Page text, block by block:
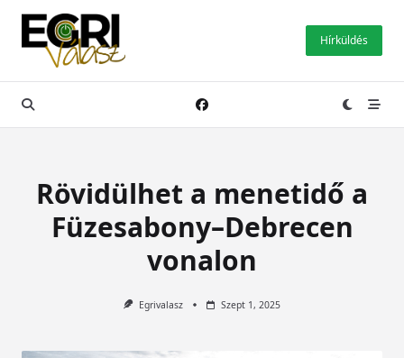
Skip
content
Hírküldés
Rövidülhet a menetidő a
Füzesabony–Debrecen
vonalon
Egrivalasz Szept 1, 2025